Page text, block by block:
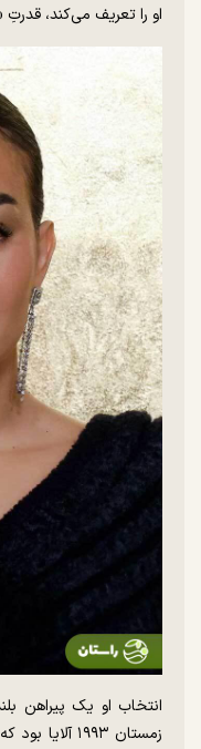
او را تعریف می‌کند،
انتخاب او یک پیراهن